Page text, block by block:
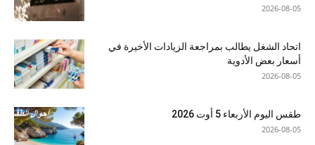
2026-08-05
اتحاد الشغل يطالب بمراجعة الزيادات الأخيرة في
أسعار بعض الأدوية
2026-08-05
طقس اليوم الأربعاء 5 أوت 2026
2026-08-05